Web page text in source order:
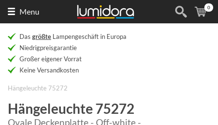
Menu (
0
Das größte Lampengeschäft in Europa
Niedrigpreisgarantie
Großer eigener Vorrat
Keine Versandkosten
Hängeleuchte 75272
Hängeleuchte 75272
Ovale Deckenplatte - Off-white -